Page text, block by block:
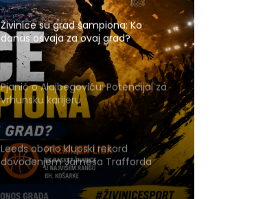
Živinice su grad šampiona: Ko
danas osvaja za ovaj grad?
Pjanić o Alajbegoviću: Potencijal za
vrhunsku karijeru
Leeds oborio klupski rekord
dovođenjem Jamesa Trafforda